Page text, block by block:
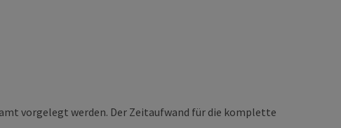
vorgelegt werden. Der Zeitaufwand für die komplette